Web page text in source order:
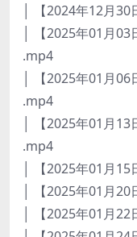
│ 【2024年12月
│ 【2025年01月
.mp4
│ 【2025年01月
.mp4
│ 【2025年01月
.mp4
│ 【2025年01月
│ 【2025年01月
│ 【2025年01月